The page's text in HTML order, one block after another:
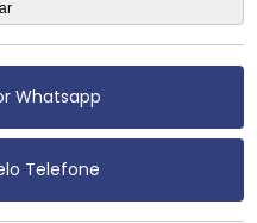
Whatsapp
Telefone